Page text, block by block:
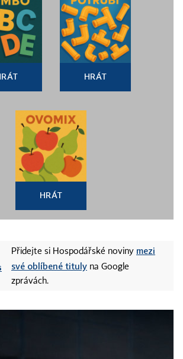
HRÁT
HRÁT
Přidejte si Hospodářské noviny mezi
své oblíbené tituly na Google
zprávách.